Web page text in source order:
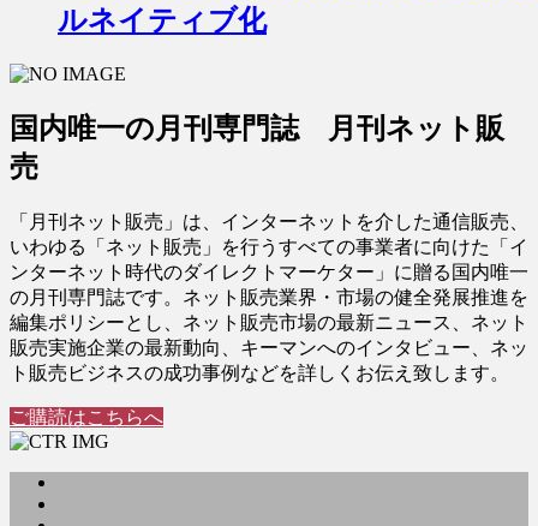
ルネイティブ化
国内唯一の月刊専門誌 月刊ネット販
売
「月刊ネット販売」は、インターネットを介した通信販売、
いわゆる「ネット販売」を行うすべての事業者に向けた「イ
ンターネット時代のダイレクトマーケター」に贈る国内唯一
の月刊専門誌です。ネット販売業界・市場の健全発展推進を
編集ポリシーとし、ネット販売市場の最新ニュース、ネット
販売実施企業の最新動向、キーマンへのインタビュー、ネッ
ト販売ビジネスの成功事例などを詳しくお伝え致します。
ご購読はこちらへ